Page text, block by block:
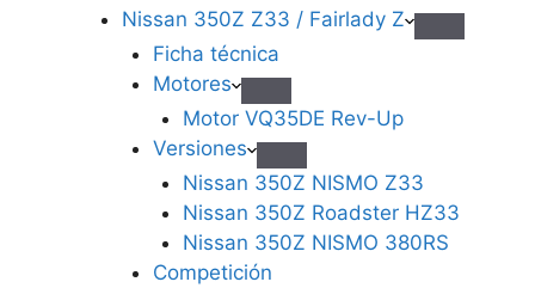
Nissan 350Z Z33 / Fairlady Z
Ficha técnica
Motores
Motor VQ35DE Rev-Up
Versiones
Nissan 350Z NISMO Z33
Nissan 350Z Roadster HZ33
Nissan 350Z NISMO 380RS
Competición